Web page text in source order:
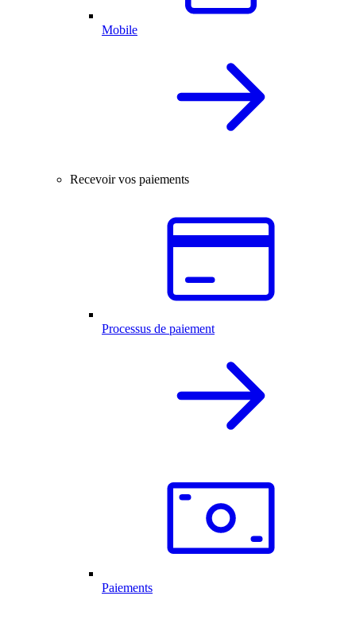
Mobile
Recevoir vos paiements
Processus de paiement
Paiements